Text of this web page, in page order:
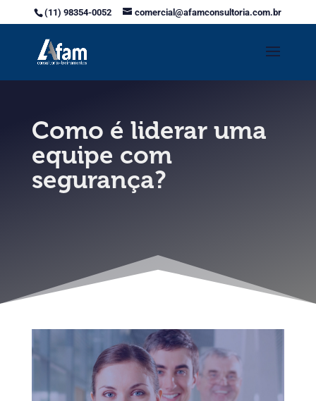
(11) 98354-0052 comercial@afamconsultoria.com.br
Como é liderar uma
equipe com
segurança?